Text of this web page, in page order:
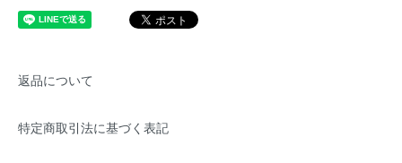
返品について
特定商取引法に基づく表記